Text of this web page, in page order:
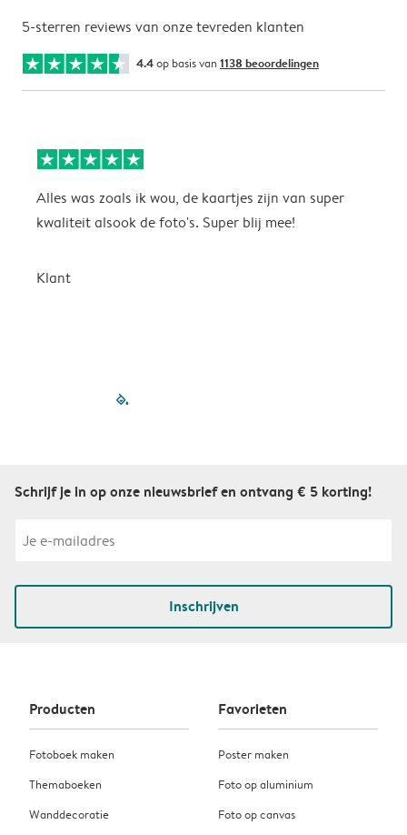
5-sterren reviews van onze tevreden klanten
4.4op basis van 1138 beoordelingen
Alles was zoals ik wou, de kaartjes zijn van super
kwaliteit alsook de foto's. Super blij mee!
Klant
filled-pagination
Schrijf je in op onze nieuwsbrief en ontvang € 5 korting!
Inschrijven
Producten
Fotoboek maken
Themaboeken
Wanddecoratie
Favorieten
Poster maken
Foto op aluminium
Foto op canvas